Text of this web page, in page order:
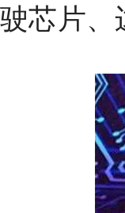
驶芯片、